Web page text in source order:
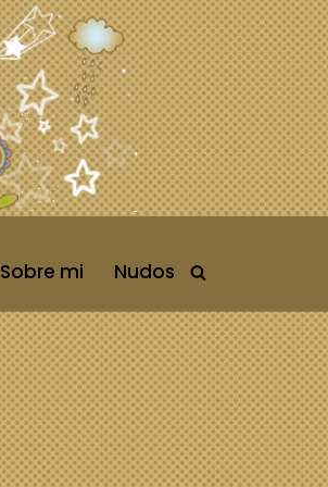
Sobre mi Nudos